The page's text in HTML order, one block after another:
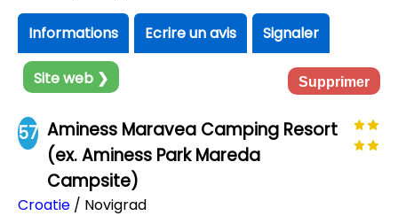
Informations Ecrire un avis Signaler
Site web ❯ Supprimer
57 Aminess Maravea Camping Resort
(ex. Aminess Park Mareda
Campsite)
Croatie / Novigrad